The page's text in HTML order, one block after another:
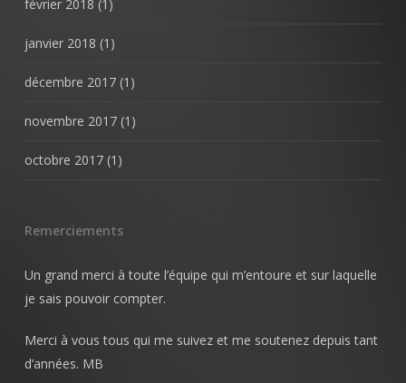
février 2018 (1)
janvier 2018 (1)
décembre 2017(1)
novembre 2017(1)
octobre 2017(1)
Remerciements
Un grand merci à toute l’équipe qui m’entoure et sur laquelle
je sais pouvoir compter.
Merci à vous tous qui me suivez et me soutenez depuis tant
d’années. MB